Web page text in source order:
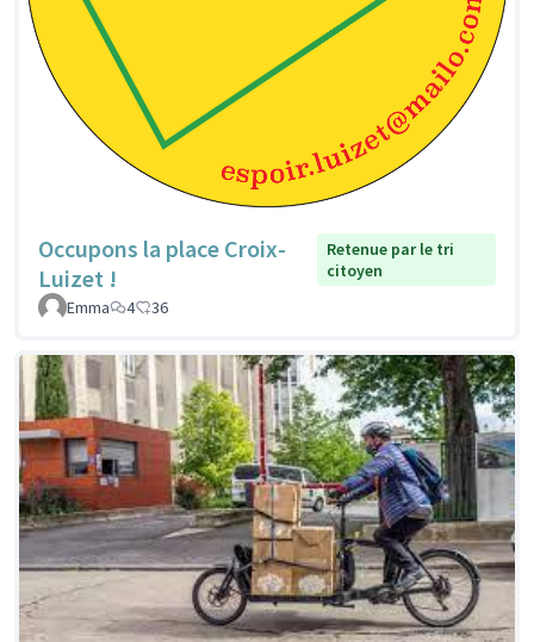
Occupons la place Croix-
Luizet !
Retenue par le tri
citoyen
Emma
4 36